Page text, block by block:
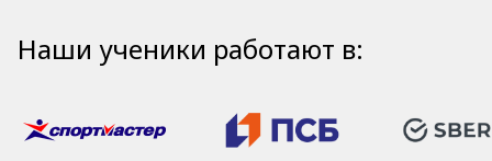
Наши ученики работают в: